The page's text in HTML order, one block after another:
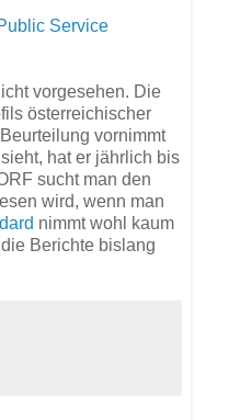
Service
vorgesehen. Die
österreichischer
vornimmt
hat er jährlich bis
sucht man den
wird, wenn man
nimmt wohl kaum
Berichte bislang